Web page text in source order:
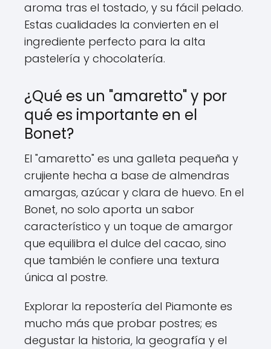
aroma tras el tostado, y su fácil pelado.
Estas cualidades la convierten en el
ingrediente perfecto para la alta
pastelería y chocolatería.
¿Qué es un "amaretto" y por
qué es importante en el
Bonet?
El "amaretto" es una galleta pequeña y
crujiente hecha a base de almendras
amargas, azúcar y clara de huevo. En el
Bonet, no solo aporta un sabor
característico y un toque de amargor
que equilibra el dulce del cacao, sino
que también le confiere una textura
única al postre.
Explorar la repostería del Piamonte es
mucho más que probar postres; es
degustar la historia, la geografía y el